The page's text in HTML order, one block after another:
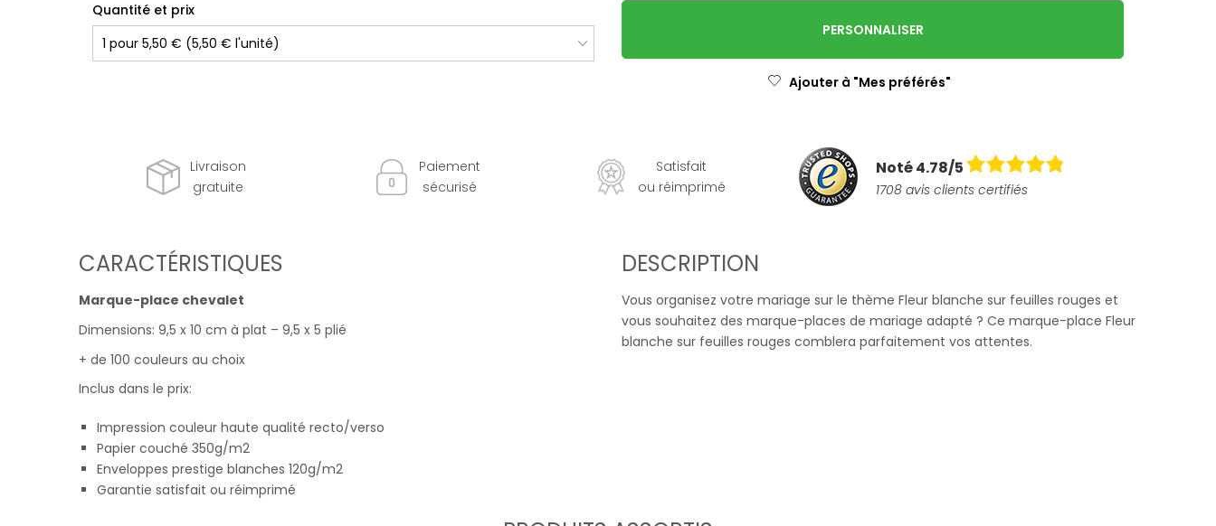
Quantité et prix
PERSONNALISER
Ajouter à "Mes préférés"
Livraison
gratuite
Paiement
sécurisé
Satisfait
ou réimprimé
Noté 4.78/5
1708 avis clients certifiés
CARACTÉRISTIQUES
Marque-place chevalet
Dimensions: 9,5 x 10 cm à plat – 9,5 x 5 plié
+ de 100 couleurs au choix
Inclus dans le prix:
Impression couleur haute qualité recto/verso
Papier couché 350g/m2
Enveloppes prestige blanches 120g/m2
Garantie satisfait ou réimprimé
DESCRIPTION
Vous organisez votre mariage sur le thème Fleur blanche sur feuilles rouges et
vous souhaitez des marque-places de mariage adapté ? Ce marque-place Fleur
blanche sur feuilles rouges comblera parfaitement vos attentes.